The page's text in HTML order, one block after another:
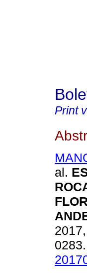
Print
al.
0283.